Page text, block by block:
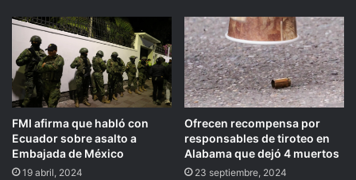
FMI afirma que habló con
Ecuador sobre asalto a
Embajada de México
19 abril, 2024
Ofrecen recompensa por
responsables de tiroteo en
Alabama que dejó 4 muertos
23 septiembre, 2024